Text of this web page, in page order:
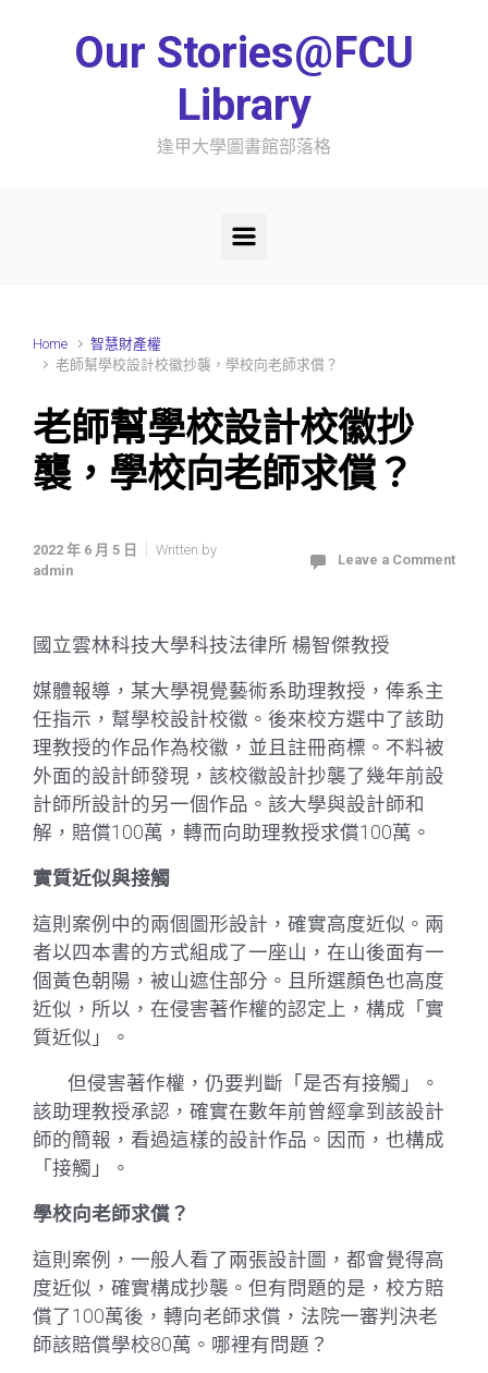
Our Stories@FCU
Library
逢甲大學圖書館部落格
Home
智慧財產權
老師幫學校設計校徽抄襲，學校向老師求償？
老師幫學校設計校徽抄
襲，學校向老師求償？
2022 年 6 月 5 日
Written by
admin
Leave a Comment
國立雲林科技大學科技法律所 楊智傑教授
媒體報導，某大學視覺藝術系助理教授，俸系主
任指示，幫學校設計校徽。後來校方選中了該助
理教授的作品作為校徽，並且註冊商標。不料被
外面的設計師發現，該校徽設計抄襲了幾年前設
計師所設計的另一個作品。該大學與設計師和
解，賠償100萬，轉而向助理教授求償100萬。
實質近似與接觸
這則案例中的兩個圖形設計，確實高度近似。兩
者以四本書的方式組成了一座山，在山後面有一
個黃色朝陽，被山遮住部分。且所選顏色也高度
近似，所以，在侵害著作權的認定上，構成「實
質近似」。
但侵害著作權，仍要判斷「是否有接觸」。
該助理教授承認，確實在數年前曾經拿到該設計
師的簡報，看過這樣的設計作品。因而，也構成
「接觸」。
學校向老師求償？
這則案例，一般人看了兩張設計圖，都會覺得高
度近似，確實構成抄襲。但有問題的是，校方賠
償了100萬後，轉向老師求償，法院一審判決老
師該賠償學校80萬。哪裡有問題？